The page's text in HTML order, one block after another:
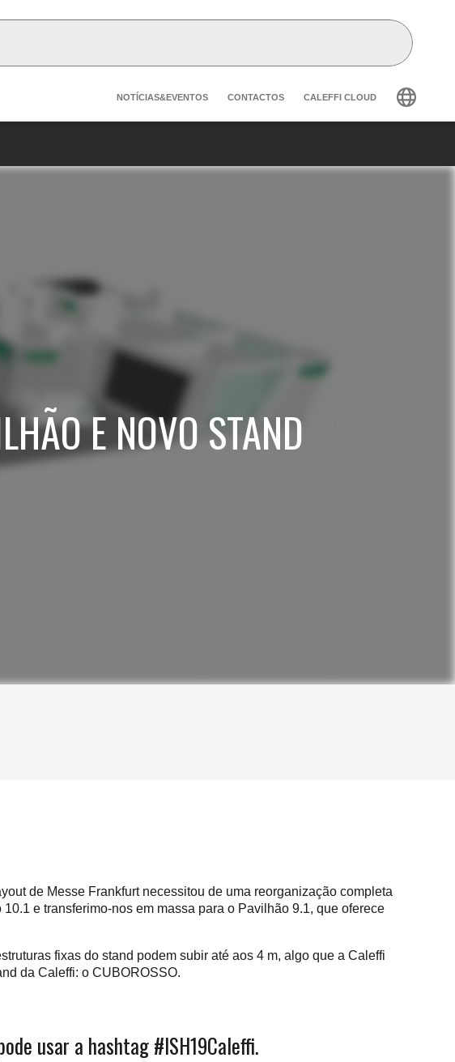
Header secondary navigation
NOTÍCIAS&EVENTOS CONTACTOS CALEFFI CLOUD
E NOVO STAND
de Messe Frankfurt necessitou de uma reorganização completa
e transferimo-nos em massa para o Pavilhão 9.1, que oferece
fixas do stand podem subir até aos 4 m, algo que a Caleffi
da Caleffi: o CUBOROSSO.
usar a hashtag #ISH19Caleffi.